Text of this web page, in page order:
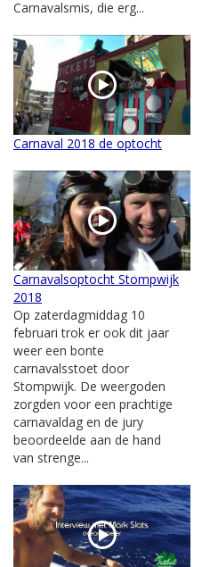
Carnavalsmis, die erg...
Carnaval 2018 de optocht
Carnavalsoptocht Stompwijk
2018
Op zaterdagmiddag 10
februari trok er ook dit jaar
weer een bonte
carnavalsstoet door
Stompwijk. De weergoden
zorgden voor een prachtige
carnavaldag en de jury
beoordeelde aan de hand
van strenge...